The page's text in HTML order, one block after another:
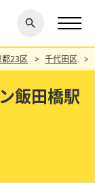
探す
閉じ
る
都23区 千代田区
飯田橋駅